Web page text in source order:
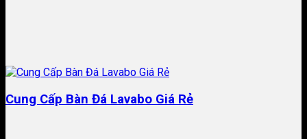
Cung Cấp Bàn Đá Lavabo Giá Rẻ